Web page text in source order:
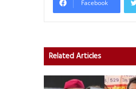
Facebook
Related Articles